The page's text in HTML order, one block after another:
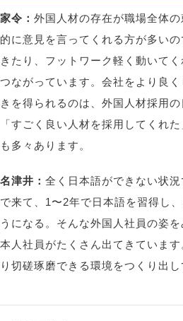
家令： 外国人材の存在が職場全体
的に意見を言ってくれる方が多い
きたり、フットワーク軽く動いて
つながっています。会社をより良
きを得られるのは、外国人材採用の
「すごく良い人材を採用してくれ
も多々あります。
名津井： 全く日本語ができない状
で来て、1〜2年で日本語を習得し
うになる。そんな外国人社員の姿
本人社員がたくさん出てきていま
り切磋琢磨できる環境をつくり出し